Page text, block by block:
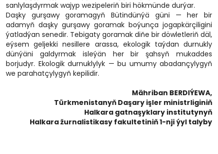
sanlylaşdyrmak wajyp wezipeleriň biri hökmünde durýar.
Daşky gurşawy goramagyň Bütindünýä güni — her bir
adamyň daşky gurşawy goramak boýunça jogapkärçiligini
ýatladýan senedir. Tebigaty goramak diňe bir döwletleriň däl,
eýsem geljekki nesillere arassa, ekologik taýdan durnukly
dünýäni galdyrmak isleýän her bir şahsyň mukaddes
borjudyr. Ekologik durnuklylyk — bu umumy abadançylygyň
we parahatçylygyň kepilidir.
Mähriban BERDIÝEWA,
Türkmenistanyň Daşary işler ministrliginiň
Halkara gatnaşyklary institutynyň
Halkara žurnalistikasy fakultetiniň 1-nji ýyl talyby